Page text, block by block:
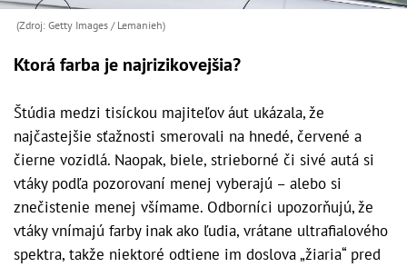
(Zdroj: Getty Images / Lemanieh)
Ktorá farba je najrizikovejšia?
Štúdia medzi tisíckou majiteľov áut ukázala, že
najčastejšie sťažnosti smerovali na hnedé, červené a
čierne vozidlá. Naopak, biele, strieborné či sivé autá si
vtáky podľa pozorovaní menej vyberajú – alebo si
znečistenie menej všímame. Odborníci upozorňujú, že
vtáky vnímajú farby inak ako ľudia, vrátane ultrafialového
spektra, takže niektoré odtiene im doslova „žiaria“ pred